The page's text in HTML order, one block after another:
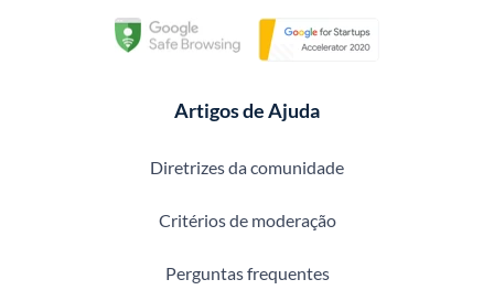
Artigos de Ajuda
Diretrizes da comunidade
Critérios de moderação
Perguntas frequentes